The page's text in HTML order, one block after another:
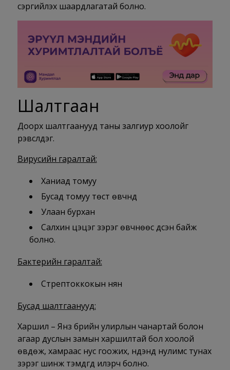
сэргийлэх шаардлагатай болно.
Шалтгаан
Доорх шалтгаанууд таны залгиур хоолойг
үрэвсүүлдэг.
Вирусийн гаралтай:
Ханиад томуу
Бусад томуу төст өвчнүүд
Улаан бурхан
Салхин цэцэг зэрэг өвчнөөс үүдсэн байж
болно.
Бактерийн гаралтай:
Стрептоккокын нян
Бусад шалтгаанууд:
Харшил – Янз бүрийн улирлын чанартай болон
агаар дуслын замын харшилтай бол хоолой
өвдөж, хамраас нус гоожих, нүдэнд нулимс тунах
зэрэг шинж тэмдгүүд илэрч болно.